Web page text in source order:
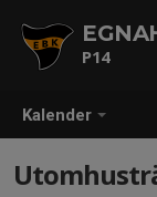
Kalender
P14